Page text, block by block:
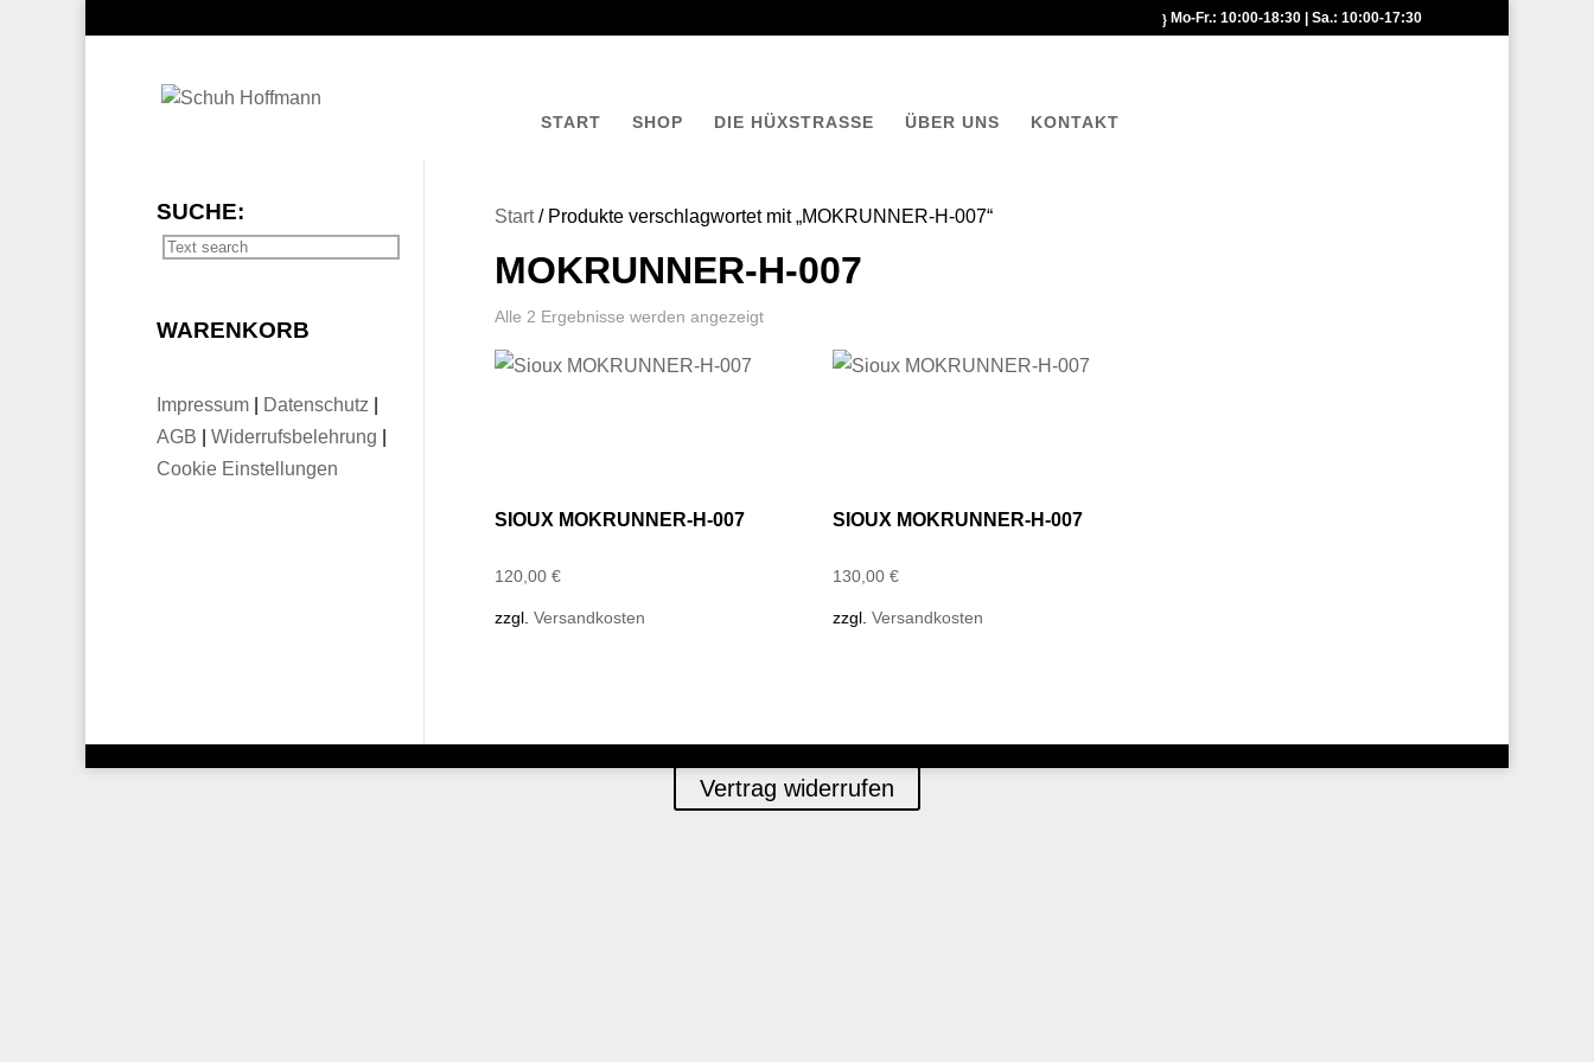
Mo-Fr.: 10:00-18:30 | Sa.: 10:00-17:30
START SHOP DIE HÜXSTRASSE ÜBER UNS KONTAKT
Start/ Produkte verschlagwortet mit „MOKRUNNER-H-007“
MOKRUNNER-H-007
Alle 2 Ergebnisse werden angezeigt
SIOUX MOKRUNNER-H-007
120,00 €
zzgl. Versandkosten
SIOUX MOKRUNNER-H-007
130,00 €
zzgl. Versandkosten
SUCHE:
WARENKORB
Impressum Datenschutz
AGB
Widerrufsbelehrung
Cookie Einstellungen
Vertrag widerrufen